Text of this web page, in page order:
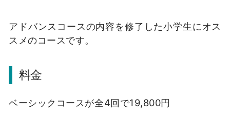
アドバンスコースの内容を修了した小学生にオス
スメのコースです。
料金
ベーシックコースが全4回で19,800円